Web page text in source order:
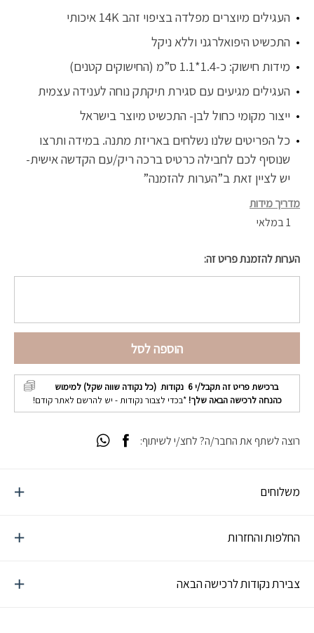
העגילים מיוצרים מפלדה בציפוי זהב 14K איכותי
התכשיט היפואלרגני וללא ניקל
מידות חישוק: כ-1.4*1.1 ס”מ (החישוקים קטנים)
העגילים מגיעים עם סגירת תיקתק נוחה לענידה עצמית
ייצור מקומי כחול לבן- התכשיט מיוצר בישראל
כל הפריטים שלנו נשלחים באריזת מתנה. במידה ותרצו
שנוסיף לכם לחבילה כרטיס ברכה ריק/עם הקדשה אישית-
יש לציין זאת ב”הערות להזמנה”
מדריך מידות
1 במלאי
הערות להזמנת פריט זה:
הוספה לסל
ברכישת פריט זה תקבל/י6 נקודות (כל נקודה שווה שקל) למימוש
כהנחה לרכישה הבאה שלך! *בכדי לצבור נקודות - יש להרשם לאתר קודם!
משלוחים
החלפות והחזרות
צבירת נקודות לרכישה הבאה
רוצה לשתף את החבר/ה? לחצ/י לשיתוף: